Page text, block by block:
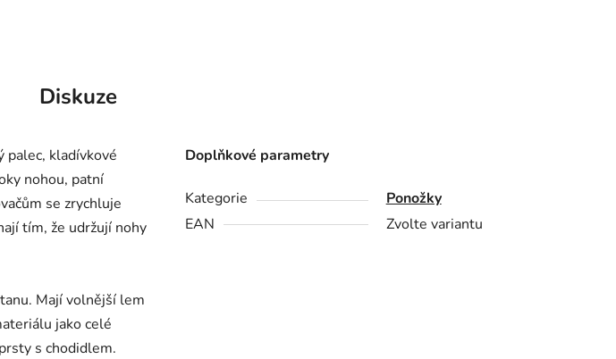
Diskuze
palec, kladívkové
nohou, patní
se zrychluje
tím, že udržují nohy
Mají volnější lem
jako celé
s chodidlem.
Doplňkové parametry
Kategorie
Ponožky
EAN
Zvolte variantu